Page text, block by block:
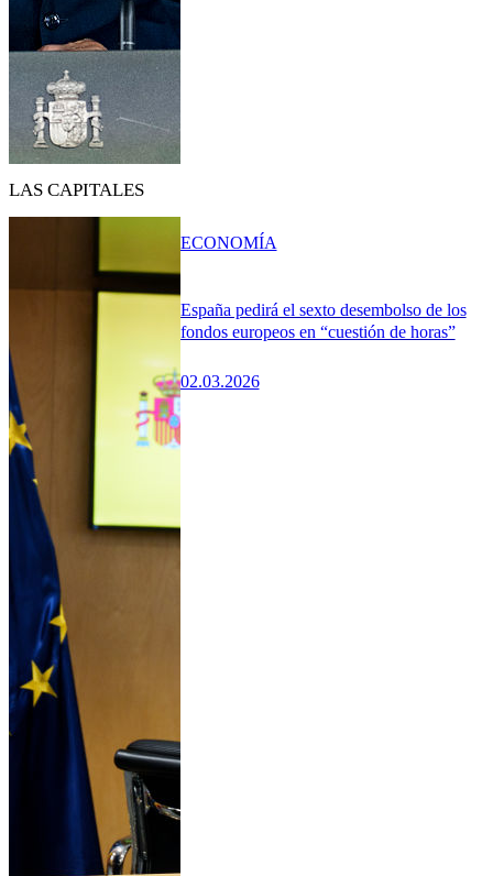
LAS CAPITALES
España pedirá el sexto desembolso de los
fondos europeos en “cuestión de horas”
02.03.2026
ECONOMÍA